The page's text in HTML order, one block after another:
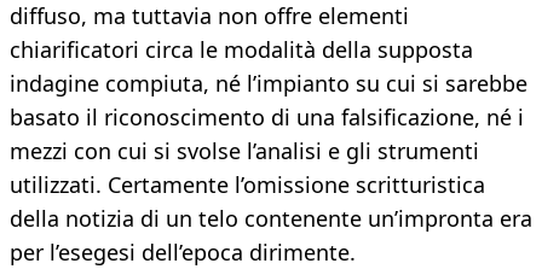
diffuso, ma tuttavia non offre elementi
chiarificatori circa le modalità della supposta
indagine compiuta, né l’impianto su cui si sarebbe
basato il riconoscimento di una falsificazione, né i
mezzi con cui si svolse l’analisi e gli strumenti
utilizzati. Certamente l’omissione scritturistica
della notizia di un telo contenente un’impronta era
per l’esegesi dell’epoca dirimente.